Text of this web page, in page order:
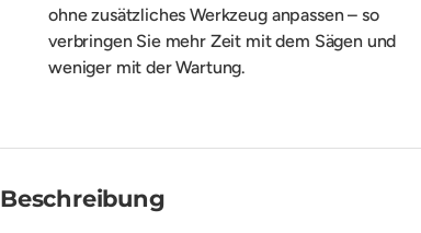
ohne zusätzliches Werkzeug anpassen – so
verbringen Sie mehr Zeit mit dem Sägen und
weniger mit der Wartung.
Beschreibung